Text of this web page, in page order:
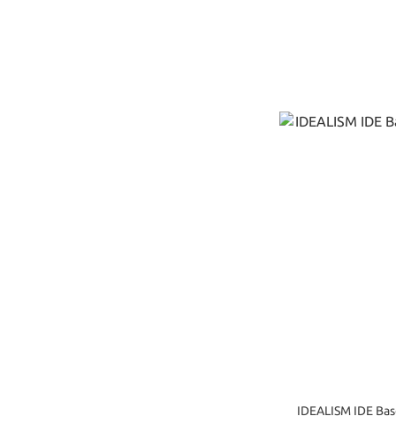
IDEALISM IDE